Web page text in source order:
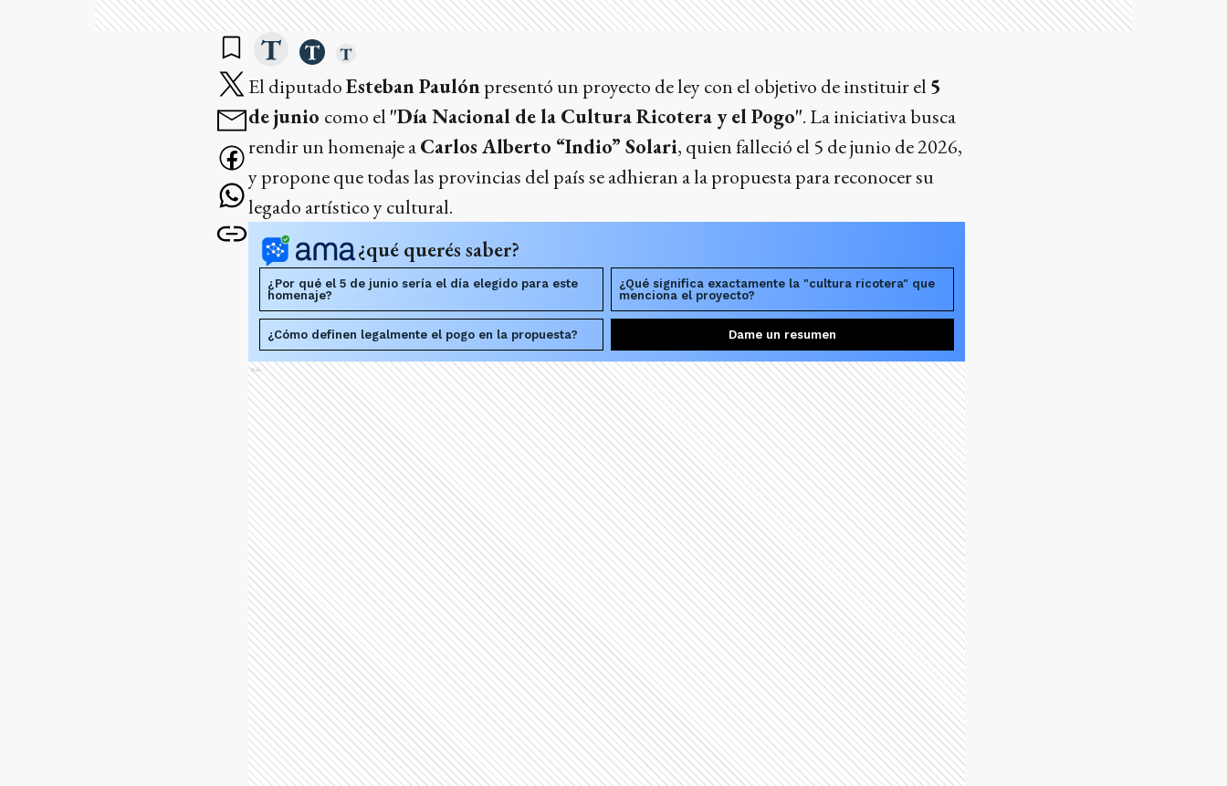
El diputadoEsteban Paulónpresentó un proyecto de ley con el objetivo de instituir el 5
de junio como el "Día Nacional de la Cultura Ricotera y el Pogo". La iniciativa busca
rendir un homenaje aCarlos Alberto “Indio” Solari, quien falleció el 5 de junio de 2026,
y propone que todas las provincias del país se adhieran a la propuesta para reconocer su
legado artístico y cultural.
¿qué querés saber?
¿Por qué el 5 de junio sería el día elegido para este
homenaje?
¿Qué significa exactamente la "cultura ricotera" que
menciona el proyecto?
¿Cómo definen legalmente el pogo en la propuesta? Dame un resumen
Ads